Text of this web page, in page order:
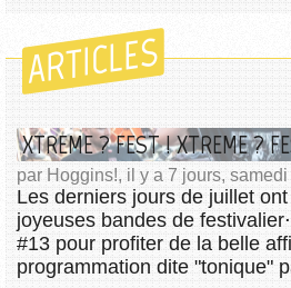
ARTICLES
XTREME ? FEST ! XTREME ?
par Hoggins!, il y a 7 jours, samedi
Les derniers jours de juillet
joyeuses bandes de
#13 pour profiter de la belle
programmation dite "tonique"